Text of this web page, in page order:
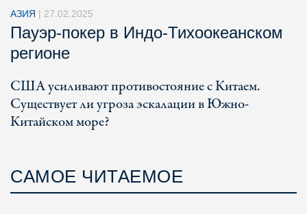
АЗИЯ | 27.02.2025
Пауэр-покер в Индо-Тихоокеанском
регионе
США усиливают противостояние с Китаем.
Существует ли угроза эскалации в Южно-
Китайском море?
САМОЕ ЧИТАЕМОЕ